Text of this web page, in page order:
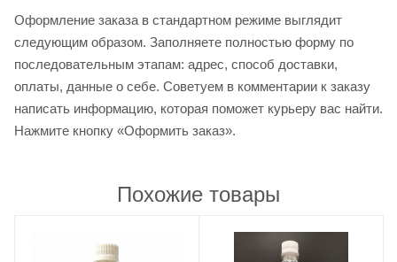
Оформление заказа в стандартном режиме выглядит
следующим образом. Заполняете полностью форму по
последовательным этапам: адрес, способ доставки,
оплаты, данные о себе. Советуем в комментарии к заказу
написать информацию, которая поможет курьеру вас найти.
Нажмите кнопку «Оформить заказ».
Похожие товары